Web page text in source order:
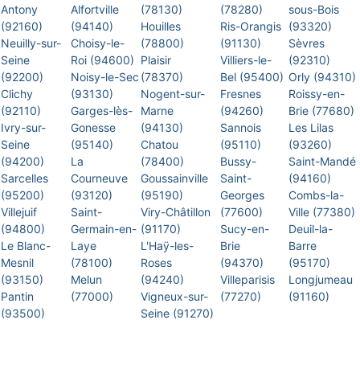
Antony
(92160)
Neuilly-sur-
Seine
(92200)
Clichy
(92110)
Ivry-sur-
Seine
(94200)
Sarcelles
(95200)
Villejuif
(94800)
Le Blanc-
Mesnil
(93150)
Pantin
(93500)
Alfortville
(94140)
Choisy-le-
Roi (94600)
Noisy-le-Sec
(93130)
Garges-lès-
Gonesse
(95140)
La
Courneuve
(93120)
Saint-
Germain-en-
Laye
(78100)
Melun
(77000)
(78130)
Houilles
(78800)
Plaisir
(78370)
Nogent-sur-
Marne
(94130)
Chatou
(78400)
Goussainville
(95190)
Viry-Châtillon
(91170)
L'Haÿ-les-
Roses
(94240)
Vigneux-sur-
Seine (91270)
(78280)
Ris-Orangis
(91130)
Villiers-le-
Bel (95400)
Fresnes
(94260)
Sannois
(95110)
Bussy-
Saint-
Georges
(77600)
Sucy-en-
Brie
(94370)
Villeparisis
(77270)
sous-Bois
(93320)
Sèvres
(92310)
Orly (94310)
Roissy-en-
Brie (77680)
Les Lilas
(93260)
Saint-Mandé
(94160)
Combs-la-
Ville (77380)
Deuil-la-
Barre
(95170)
Longjumeau
(91160)